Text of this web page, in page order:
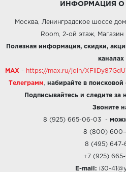
ИНФОРМАЦИЯ О
Москва, Ленинградское шоссе
Room, 2-ой этаж,
Полезная информация, скидки,
каналах
MAX - https://max.ru/join/
Телеграмм набирайте в поисковой
Подписывайтесь и следите за
Звоните
8 (925) 665-06-03-
8 (800) 600-
8 (495) 647-
+7 (925)
E-mail: i30-